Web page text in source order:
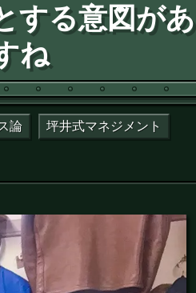
する意図があ
ね
論 坪井式マネジメント